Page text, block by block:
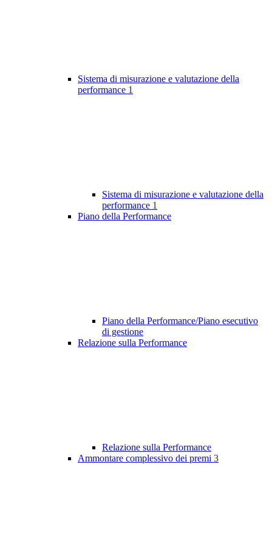
Sistema di misurazione e valutazione della
performance 1
Sistema di misurazione e valutazione della
performance 1
Piano della Performance
Piano della Performance/Piano esecutivo
di gestione
Relazione sulla Performance
Relazione sulla Performance
Ammontare complessivo dei premi 3